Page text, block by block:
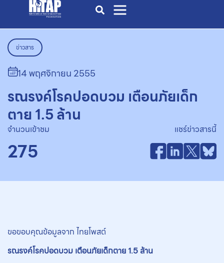
ข่าวสาร
14 พฤศจิกายน 2555
รณรงค์โรคปอดบวม เตือนภัยเด็ก
ตาย 1.5 ล้าน
จำนวนเข้าชม
275
แชร์ข่าวสารนี้
ขอขอบคุณข้อมูลจาก ไทยโพสต์
รณรงค์โรคปอดบวม เตือนภัยเด็กตาย 1.5 ล้าน